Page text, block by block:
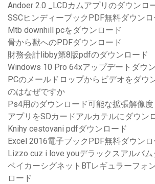
Andoer 2.0 _LCDカムアプリのダウンロ
SSCヒンディーブックPDF無料ダウンロ
Mtb downhill pcをダウンロード
骨から獣へのPDFダウンロード
財務会計libby第8版pdfのダウンロード
Windows 10 Pro 64xアップデートダウ
PCのメールドロップからビデオをダウ
のはなぜですか
Ps4用のダウンロード可能な拡張解像度
アプリをSDカードアルカテルにダウン
Knihy cestovani pdfダウンロード
Excel 2016電子ブックPDF無料ダウンロ
Lizzo cuz i love youデラックスアルバ
ベイカーシグネットBTレギュラーフォ
ロード